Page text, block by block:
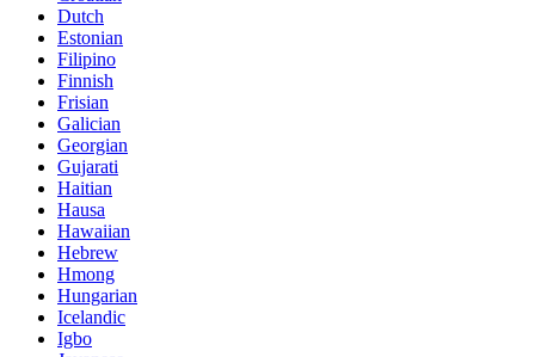
Dutch
Estonian
Filipino
Finnish
Frisian
Galician
Georgian
Gujarati
Haitian
Hausa
Hawaiian
Hebrew
Hmong
Hungarian
Icelandic
Igbo